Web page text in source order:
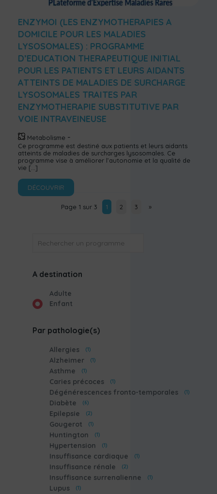
ENZYMOI (LES ENZYMOTHERAPIES A
DOMICILE POUR LES MALADIES
LYSOSOMALES) : PROGRAMME
D’EDUCATION THERAPEUTIQUE INITIAL
POUR LES PATIENTS ET LEURS AIDANTS
ATTEINTS DE MALADIES DE SURCHARGE
LYSOSOMALES TRAITES PAR
ENZYMOTHERAPIE SUBSTITUTIVE PAR
VOIE INTRAVEINEUSE
Metabolisme
Ce programme est destiné aux patients et leurs aidants
atteints de maladies de surcharges lysosomales. Ce
programme vise à améliorer l’autonomie et la qualité de
vie […]
DÉCOUVRIR
Page 1 sur 3 1 2 3 »
A destination
Adulte
Enfant
Par pathologie(s)
Allergies (1)
Alzheimer (1)
Asthme (1)
Caries précoces (1)
Dégénérescences fronto-temporales (1)
Diabète (6)
Epilepsie (2)
Gougerot (1)
Huntington (1)
Hypertension (1)
Insuffisance cardiaque (1)
Insuffisance rénale (2)
Insuffisance surrenalienne (1)
Lupus (1)